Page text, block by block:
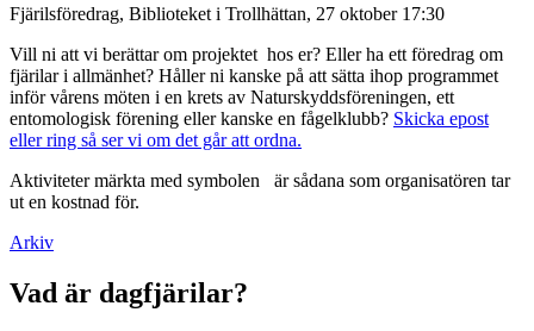
Fjärilsföredrag, Biblioteket i Trollhättan, 27 oktober 17:30
Vill ni att vi berättar om projektet hos er? Eller ha ett föredrag om
fjärilar i allmänhet? Håller ni kanske på att sätta ihop programmet
inför vårens möten i en krets av Naturskyddsföreningen, ett
entomologisk förening eller kanske en fågelklubb? Skicka epost
eller ring så ser vi om det går att ordna.
Aktiviteter märkta med symbolen
är sådana som organisatören tar
ut en kostnad för.
Arkiv
Vad är dagfjärilar?